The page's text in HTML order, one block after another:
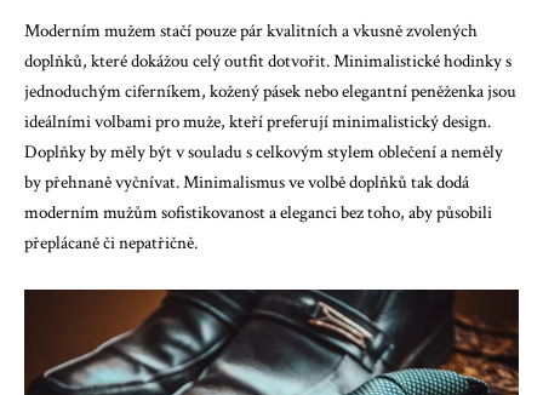
Moderním mužem stačí pouze pár kvalitních a vkusně zvolených
doplňků, které dokážou celý outfit dotvořit. Minimalistické hodinky s
jednoduchým ciferníkem, kožený pásek nebo elegantní peněženka jsou
ideálními volbami pro muže, kteří preferují minimalistický design.
Doplňky by měly být v souladu s celkovým stylem oblečení a neměly
by přehnaně vyčnívat. Minimalismus ve volbě doplňků tak dodá
moderním mužům sofistikovanost a eleganci bez toho, aby působili
přeplácaně či nepatřičně.